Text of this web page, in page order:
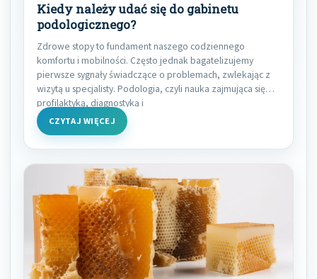
Kiedy należy udać się do gabinetu
podologicznego?
Zdrowe stopy to fundament naszego codziennego
komfortu i mobilności. Często jednak bagatelizujemy
pierwsze sygnały świadczące o problemach, zwlekając z
wizytą u specjalisty. Podologia, czyli nauka zajmująca się
profilaktyką, diagnostyką i
CZYTAJ WIĘCEJ